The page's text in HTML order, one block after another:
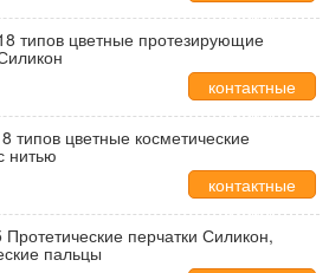
данные
типов цветные протезирующие
контактные
данные
типов цветные косметические
нитью
контактные
данные
перчатки Силикон,
пальцы